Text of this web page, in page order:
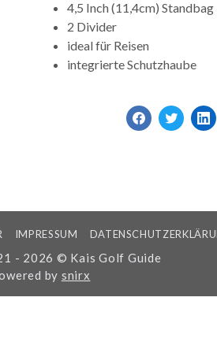
4,5 Inch (11,4cm) Standbag
2 Divider
ideal für Reisen
integrierte Schutzhaube
IMPRESSUM
- 2026 © Kais Golf Guide
by snirx